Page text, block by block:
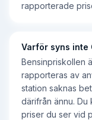
rapporterade
Varför syns inte
Bensinpriskollen
rapporteras av
station saknas
därifrån ännu. Du
priser du ser vid